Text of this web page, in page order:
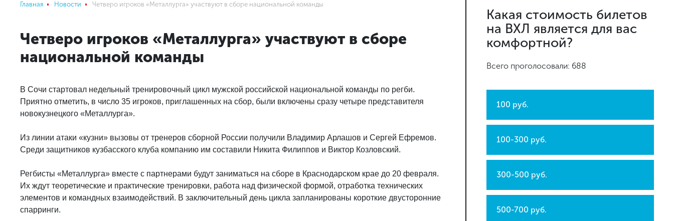
Главная Новости Четверо игроков «Металлурга» участвуют в сборе национальной команды
Четверо игроков «Металлурга» участвуют в сборе
национальной команды
В Сочи стартовал недельный тренировочный цикл мужской российской национальной команды по регби.
Приятно отметить, в число 35 игроков, приглашенных на сбор, были включены сразу четыре представителя
новокузнецкого «Металлурга».
Из линии атаки «кузни» вызовы от тренеров сборной России получили Владимир Арлашов и Сергей Ефремов.
Среди защитников кузбасского клуба компанию им составили Никита Филиппов и Виктор Козловский.
Регбисты «Металлурга» вместе с партнерами будут заниматься на сборе в Краснодарском крае до 20 февраля.
Их ждут теоретические и практические тренировки, работа над физической формой, отработка технических
элементов и командных взаимодействий. В заключительный день цикла запланированы короткие двусторонние
спарринги.
Какая стоимость билетов
на ВХЛ является для вас
комфортной?
Всего проголосовали: 688
100 руб.
100-300 руб.
300-500 руб.
500-700 руб.